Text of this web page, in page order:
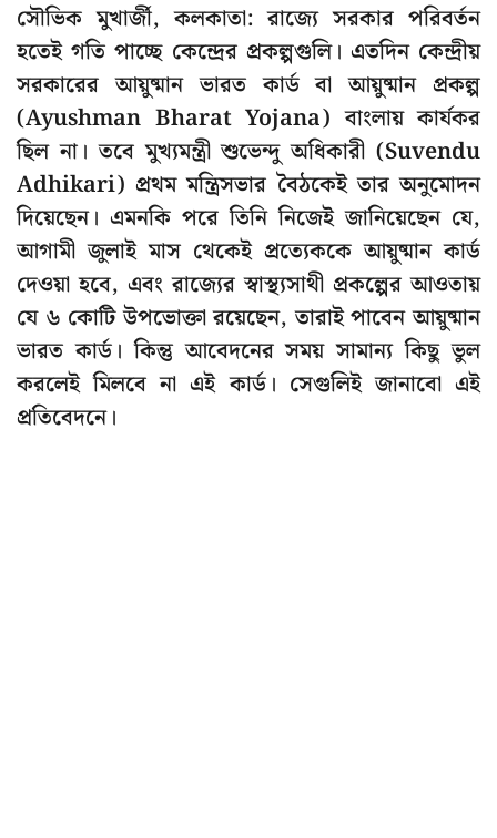
সৌভিক মুখার্জী, কলকাতা: রাজ্যে সরকার পরিবর্তন
হতেই গতি পাচ্ছে কেন্দ্রের প্রকল্পগুলি। এতদিন কেন্দ্রীয়
সরকারের আয়ুষ্মান ভারত কার্ড বা আয়ুষ্মান প্রকল্প
(Ayushman Bharat Yojana) বাংলায় কার্যকর
ছিল না। তবে মুখ্যমন্ত্রী শুভেন্দু অধিকারী (Suvendu
Adhikari) প্রথম মন্ত্রিসভার বৈঠকেই তার অনুমোদন
দিয়েছেন। এমনকি পরে তিনি নিজেই জানিয়েছেন যে,
আগামী জুলাই মাস থেকেই প্রত্যেককে আয়ুষ্মান কার্ড
দেওয়া হবে, এবং রাজ্যের স্বাস্থ্যসাথী প্রকল্পের আওতায়
যে ৬ কোটি উপভোক্তা রয়েছেন, তারাই পাবেন আয়ুষ্মান
ভারত কার্ড। কিন্তু আবেদনের সময় সামান্য কিছু ভুল
করলেই মিলবে না এই কার্ড। সেগুলিই জানাবো এই
প্রতিবেদনে।